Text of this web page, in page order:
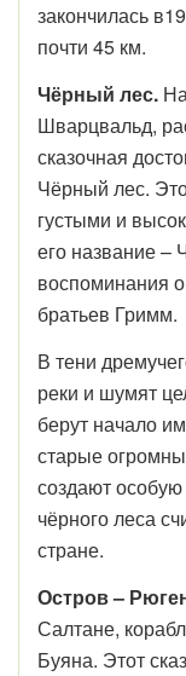
закончилась
почти 45 км.
Чёрный лес.
Шварцвальд,
сказочная
Чёрный лес.
густыми и
его название –
воспоминания
братьев Гримм.
В тени
реки и шумят
берут начало
старые
создают
чёрного леса
стране.
Остров –
Салтане,
Буяна. Этот